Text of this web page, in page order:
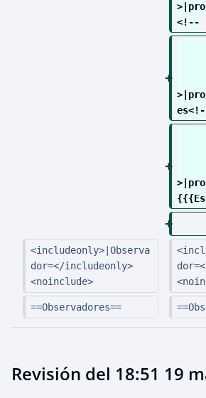
<!--
<includeonly>|Observa
dor=</includeonly>
<noinclude>
==Observadores==
Revisión del 18:51 19